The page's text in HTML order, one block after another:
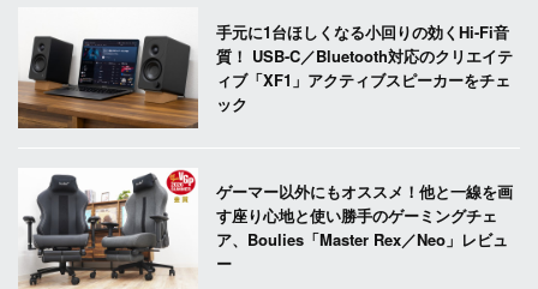
手元に1台ほしくなる小回りの効くHi-Fi音
質！ USB-C／Bluetooth対応のクリエイテ
ィブ「XF1」アクティブスピーカーをチェ
ック
ゲーマー以外にもオススメ！他と一線を画
す座り心地と使い勝手のゲーミングチェ
ア、Boulies「Master Rex／Neo」レビュ
ー